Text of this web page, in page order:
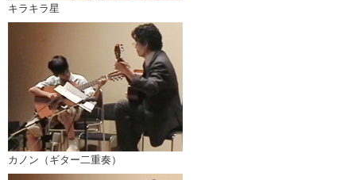
キラキラ星
カノン（ギター二重奏）